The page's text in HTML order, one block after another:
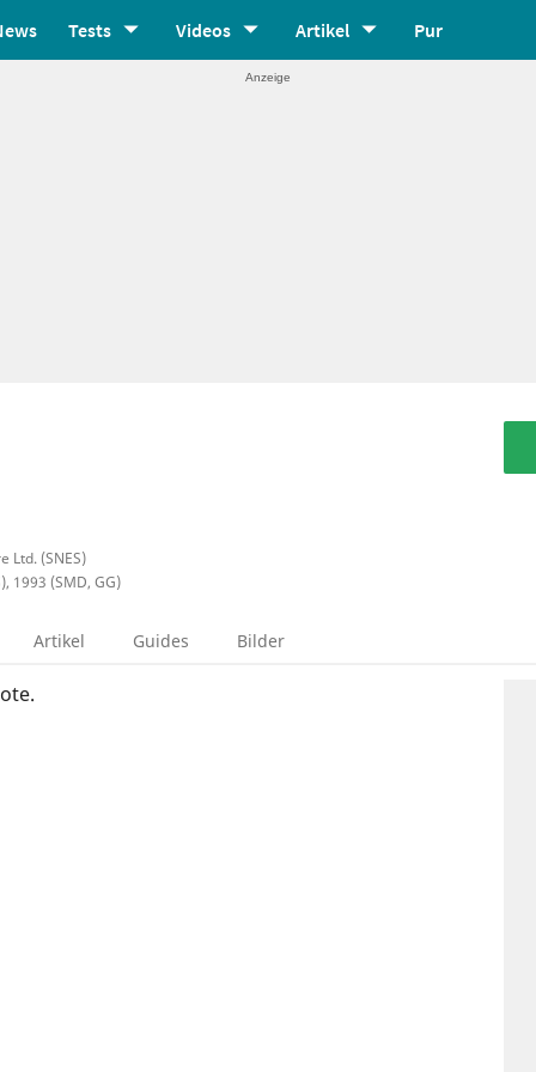
Tests Videos Artikel Pur
Ltd. (SNES)
1993 (SMD, GG)
Artikel Guides Bilder